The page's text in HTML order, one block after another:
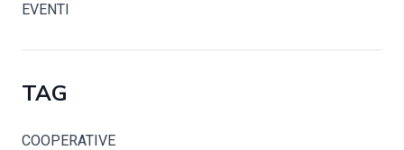
EVENTI
TAG
COOPERATIVE